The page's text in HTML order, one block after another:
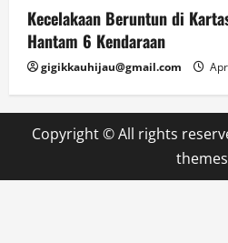
Kecelakaan Beruntun di
Hantam 6 Kendaraan
gigikkauhijau@gmail.com
Copyright © All rights